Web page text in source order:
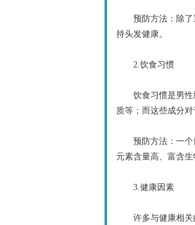
预防方法：除了避
持头发健康。
2.饮食习惯
饮食习惯是男性脱
质等；而这些成分
预防方法：一个良
元素含量高、富含
3.健康因素
许多与健康相关的